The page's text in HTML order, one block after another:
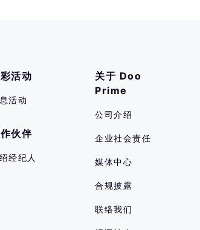
活动
活动
伙伴
经纪人
关于 Doo
Prime
公司介绍
企业社会责任
媒体中心
合规披露
联络我们